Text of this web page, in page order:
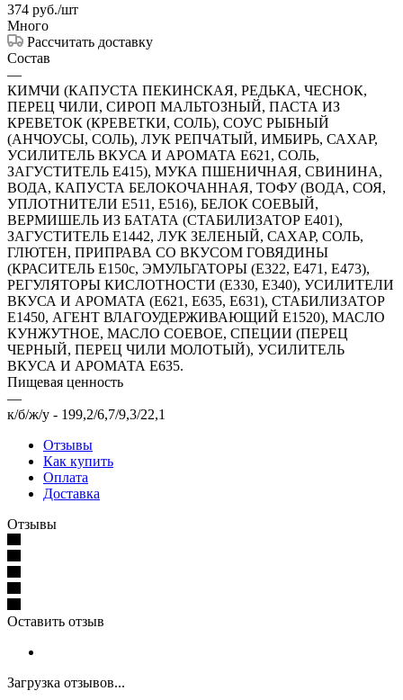
374 руб./шт
Много
Рассчитать доставку
Состав
—
КИМЧИ (КАПУСТА ПЕКИНСКАЯ, РЕДЬКА, ЧЕСНОК,
ПЕРЕЦ ЧИЛИ, СИРОП МАЛЬТОЗНЫЙ, ПАСТА ИЗ
КРЕВЕТОК (КРЕВЕТКИ, СОЛЬ), СОУС РЫБНЫЙ
(АНЧОУСЫ, СОЛЬ), ЛУК РЕПЧАТЫЙ, ИМБИРЬ, САХАР,
УСИЛИТЕЛЬ ВКУСА И АРОМАТА Е621, СОЛЬ,
ЗАГУСТИТЕЛЬ Е415), МУКА ПШЕНИЧНАЯ, СВИНИНА,
ВОДА, КАПУСТА БЕЛОКОЧАННАЯ, ТОФУ (ВОДА, СОЯ,
УПЛОТНИТЕЛИ Е511, Е516), БЕЛОК СОЕВЫЙ,
ВЕРМИШЕЛЬ ИЗ БАТАТА (СТАБИЛИЗАТОР Е401),
ЗАГУСТИТЕЛЬ Е1442, ЛУК ЗЕЛЕНЫЙ, САХАР, СОЛЬ,
ГЛЮТЕН, ПРИПРАВА СО ВКУСОМ ГОВЯДИНЫ
(КРАСИТЕЛЬ Е150с, ЭМУЛЬГАТОРЫ (Е322, Е471, Е473),
РЕГУЛЯТОРЫ КИСЛОТНОСТИ (Е330, Е340), УСИЛИТЕЛИ
ВКУСА И АРОМАТА (Е621, Е635, Е631), СТАБИЛИЗАТОР
Е1450, АГЕНТ ВЛАГОУДЕРЖИВАЮЩИЙ Е1520), МАСЛО
КУНЖУТНОЕ, МАСЛО СОЕВОЕ, СПЕЦИИ (ПЕРЕЦ
ЧЕРНЫЙ, ПЕРЕЦ ЧИЛИ МОЛОТЫЙ), УСИЛИТЕЛЬ
ВКУСА И АРОМАТА Е635.
Пищевая ценность
—
к/б/ж/у - 199,2/6,7/9,3/22,1
Отзывы
Как купить
Оплата
Доставка
Отзывы
Оставить отзыв
Загрузка отзывов...